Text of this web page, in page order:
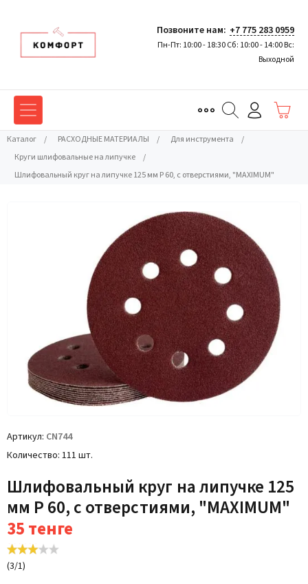
Позвоните нам: +7 775 283 0959
Пн-Пт: 10:00 - 18:30 Сб: 10:00 - 14:00 Вс:
Выходной
Каталог / РАСХОДНЫЕ МАТЕРИАЛЫ / Для инструмента
/
Круги шлифовальные на липучке
/
Шлифовальный круг на липучке 125 мм P 60, с отверстиями, "MAXIMUM"
Артикул CN744
Количество 111 шт.
Шлифовальный круг на липучке 125
мм P 60, с отверстиями, "MAXIMUM"
35тенге
(3/1)